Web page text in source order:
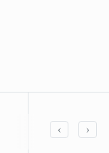
Arena
‹ ›